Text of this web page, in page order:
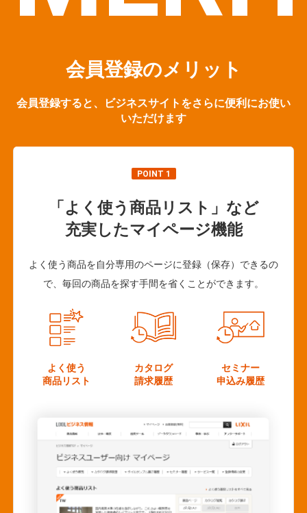
会員登録のメリット
会員登録すると、ビジネスサイトをさらに便利にお使い
いただけます
POINT 1
「よく使う商品リスト」など
充実したマイページ機能
よく使う商品を自分専用のページに登録（保存）できるの
で、毎回の商品を探す手間を省くことができます。
よく使う
商品リスト
カタログ
請求履歴
セミナー
申込み履歴